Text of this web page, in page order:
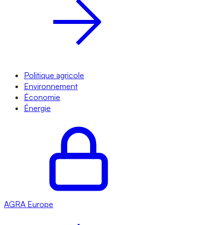
Politique agricole
Environnement
Économie
Énergie
AGRA Europe